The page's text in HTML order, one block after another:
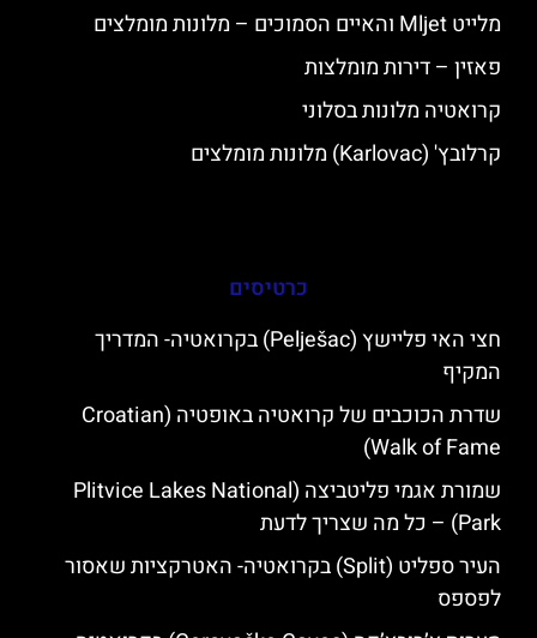
מלייט Mljet והאיים הסמוכים – מלונות מומלצים
פאזין – דירות מומלצות
קרואטיה מלונות בסלוני
קרלובץ' (Karlovac) מלונות מומלצים
כרטיסים
חצי האי פליישץ (Pelješac) בקרואטיה- המדריך
המקיף
שדרת הכוכבים של קרואטיה באופטיה (Croatian
Walk of Fame)
שמורת אגמי פליטביצה (Plitvice Lakes National
Park) – כל מה שצריך לדעת
העיר ספליט (Split) בקרואטיה- האטרקציות שאסור
לפספס